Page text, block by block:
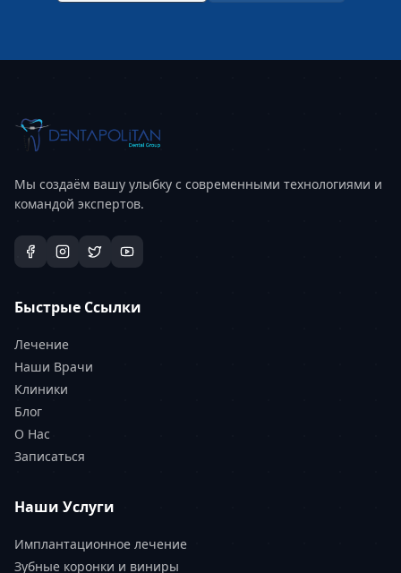
Мы создаём вашу улыбку с современными технологиями и
командой экспертов.
Быстрые Ссылки
Лечение
Наши Врачи
Клиники
Блог
О Нас
Записаться
Наши Услуги
Имплантационное лечение
Зубные коронки и виниры